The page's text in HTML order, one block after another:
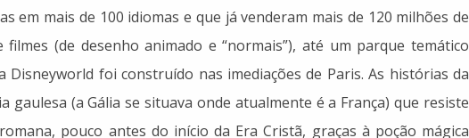
em mais de 100 idiomas e que já venderam mais de 120 milhões de
filmes (de desenho animado e “normais”), até um parque temático
Disneyworld foi construído nas imediações de Paris. As histórias da
gaulesa (a Gália se situava onde atualmente é a França) que resiste
pouco antes do início da Era Cristã, graças à poção mágica